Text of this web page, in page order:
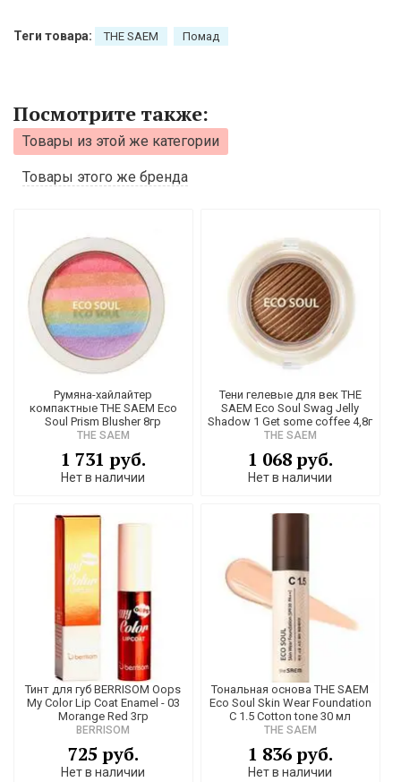
Теги товара: THE SAEM Помад
Посмотрите также:
Товары из этой же категории
Товары этого же бренда
Румяна-хайлайтер
компактные THE SAEM Eco
Soul Prism Blusher 8гр
THE SAEM
1 731 руб.
Нет в наличии
Тени гелевые для век THE
SAEM Eco Soul Swag Jelly
Shadow 1 Get some coffee 4,8г
THE SAEM
1 068 руб.
Нет в наличии
Тинт для губ BERRISOM Oops
My Color Lip Coat Enamel - 03
Morange Red 3гр
BERRISOM
725 руб.
Нет в наличии
Тональная основа THE SAEM
Eco Soul Skin Wear Foundation
C 1.5 Cotton tone 30 мл
THE SAEM
1 836 руб.
Нет в наличии